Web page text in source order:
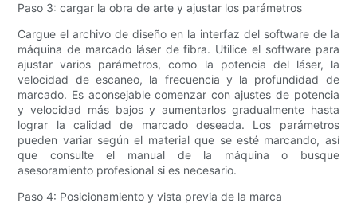
Paso 3: cargar la obra de arte y ajustar los parámetros
Cargue el archivo de diseño en la interfaz del software de la
máquina de marcado láser de fibra. Utilice el software para
ajustar varios parámetros, como la potencia del láser, la
velocidad de escaneo, la frecuencia y la profundidad de
marcado. Es aconsejable comenzar con ajustes de potencia
y velocidad más bajos y aumentarlos gradualmente hasta
lograr la calidad de marcado deseada. Los parámetros
pueden variar según el material que se esté marcando, así
que consulte el manual de la máquina o busque
asesoramiento profesional si es necesario.
Paso 4: Posicionamiento y vista previa de la marca